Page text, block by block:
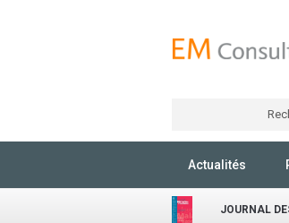
Actualités
JOURNAL